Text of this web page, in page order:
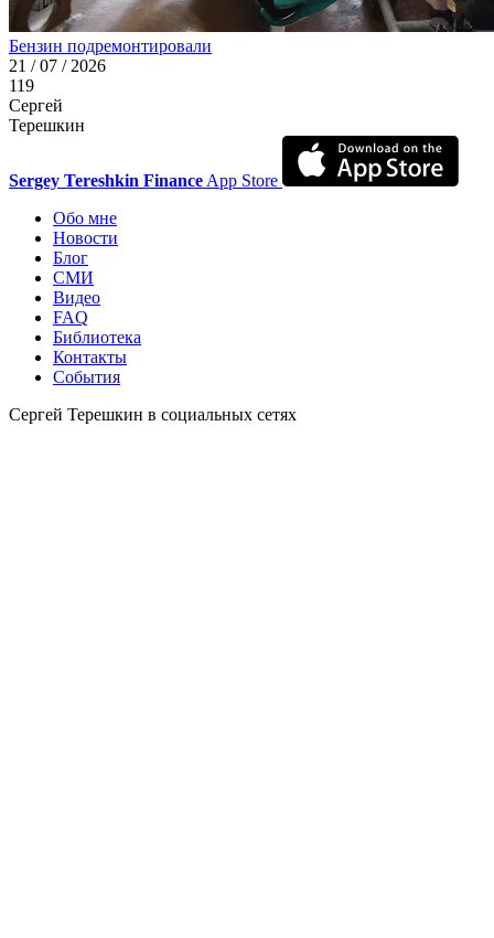
Бензин подремонтировали
21 / 07 / 2026
119
Сергей
Терешкин
Sergey Tereshkin Finance App Store
Обо мне
Новости
Блог
СМИ
Видео
FAQ
Библиотека
Контакты
События
Сергей Терешкин в социальных сетях